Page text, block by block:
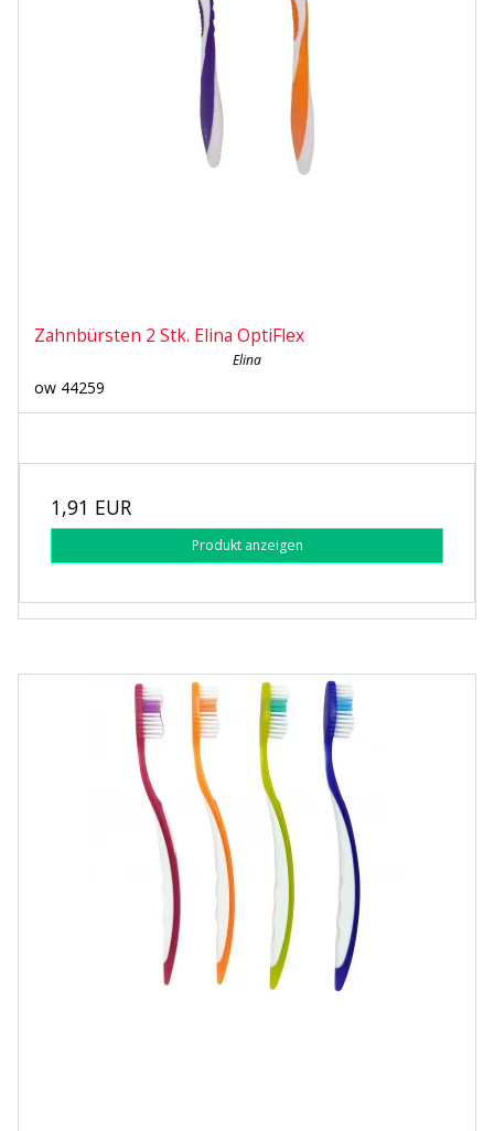
Zahnbürsten 2 Stk. Elina OptiFlex
Elina
ow 44259
1,91 EUR
Produkt anzeigen